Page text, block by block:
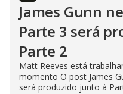
James Gunn
Parte 3 será
Parte 2
Matt Reeves está
momento O post James
será produzido junto à